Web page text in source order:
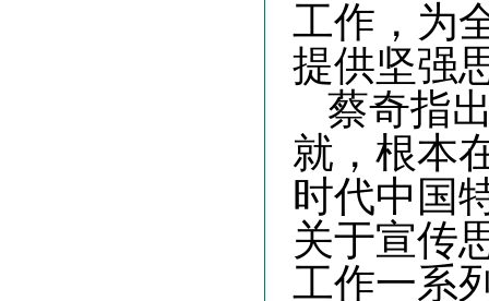
工作，为
提供坚强
蔡奇指
就，根本
时代中国
关于宣传
工作一系